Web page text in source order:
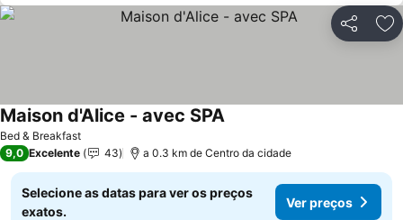
Partilhar
Bed & Breakfast
Maison d'Alice - avec SPAVer preços
9,0 Excelente 43 a 0.3 km de Centro da cidade
Selecione as datas para ver os preços
exatos.
Ver preços